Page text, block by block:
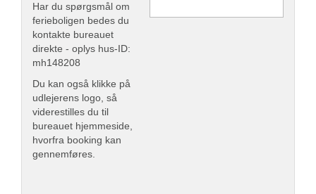
Har du spørgsmål om
ferieboligen bedes du
kontakte bureauet
direkte - oplys hus-ID:
mh148208
Du kan også klikke på
udlejerens logo, så
viderestilles du til
bureauet hjemmeside,
hvorfra booking kan
gennemføres.